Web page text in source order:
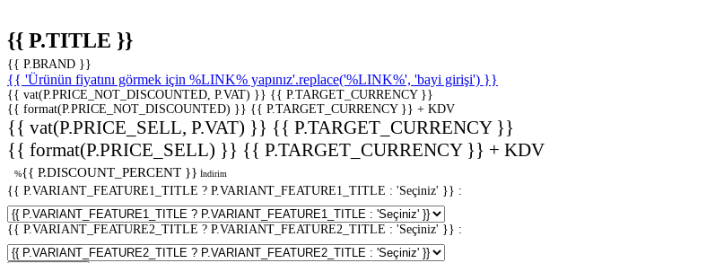
{{ P.TITLE }}
{{ P.BRAND }}
{{ 'Ürünün fiyatını görmek için %LINK% yapınız'.replace('%LINK%', 'bayi girişi') }}
{{ vat(P.PRICE_NOT_DISCOUNTED, P.VAT) }} {{ P.TARGET_CURRENCY }}
{{ format(P.PRICE_NOT_DISCOUNTED) }} {{ P.TARGET_CURRENCY }} + KDV
{{ vat(P.PRICE_SELL, P.VAT) }} {{ P.TARGET_CURRENCY }}
{{ format(P.PRICE_SELL) }} {{ P.TARGET_CURRENCY }} + KDV
%{{ P.DISCOUNT_PERCENT }} İndirim
{{ P.VARIANT_FEATURE1_TITLE ? P.VARIANT_FEATURE1_TITLE : 'Seçiniz' }} :
{{ P.VARIANT_FEATURE2_TITLE ? P.VARIANT_FEATURE2_TITLE : 'Seçiniz' }} :